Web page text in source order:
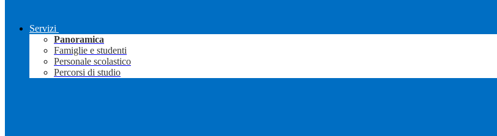
Servizi
Panoramica
Famiglie e studenti
Personale scolastico
Percorsi di studio